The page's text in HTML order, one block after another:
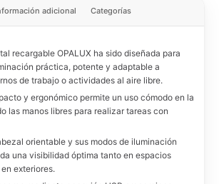
adicional Categorías
recargable OPALUX ha sido diseñada para
práctica, potente y adaptable a
de trabajo o actividades al aire libre.
y ergonómico permite un uso cómodo en la
las manos libres para realizar tareas con
orientable y sus modos de iluminación
una visibilidad óptima tanto en espacios
exteriores.